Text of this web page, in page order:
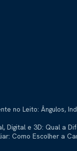
no Leito: Ângulos,
Digital e 3D: Qual a
Como Escolher a